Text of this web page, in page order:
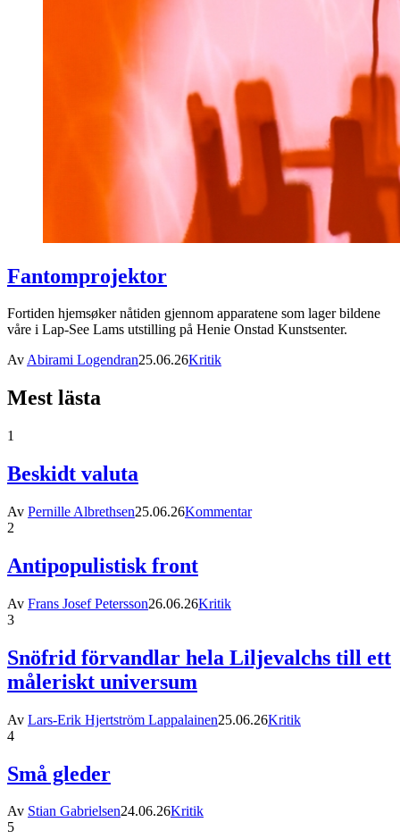
Fantomprojektor
Fortiden hjemsøker nåtiden gjennom apparatene som lager bildene
våre i Lap-See Lams utstilling på Henie Onstad Kunstsenter.
AvAbirami Logendran25.06.26Kritik
Mest lästa
1
Beskidt valuta
Av Pernille Albrethsen25.06.26Kommentar
2
Antipopulistisk front
Av Frans Josef Petersson26.06.26Kritik
3
Snöfrid förvandlar hela Liljevalchs till ett
måleriskt universum
Av Lars-Erik Hjertström Lappalainen25.06.26Kritik
4
Små gleder
Av Stian Gabrielsen24.06.26Kritik
5